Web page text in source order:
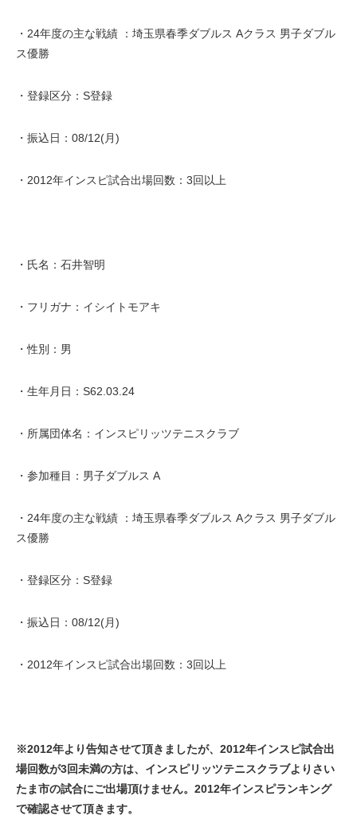
・24年度の主な戦績 ：埼玉県春季ダブルス Aクラス 男子ダブル
ス優勝
・登録区分：S登録
・振込日：08/12(月)
・2012年インスピ試合出場回数：3回以上
・氏名：石井智明
・フリガナ：イシイトモアキ
・性別：男
・生年月日：S62.03.24
・所属団体名：インスピリッツテニスクラブ
・参加種目：男子ダブルス A
・24年度の主な戦績 ：埼玉県春季ダブルス Aクラス 男子ダブル
ス優勝
・登録区分：S登録
・振込日：08/12(月)
・2012年インスピ試合出場回数：3回以上
※2012年より告知させて頂きましたが、 2012年インスピ試合出
場回数が3回未満の方は、 インスピリッツテニスクラブよりさい
たま市の試合にご出場頂けません。2012年インスピランキング
で確認させて頂きます。